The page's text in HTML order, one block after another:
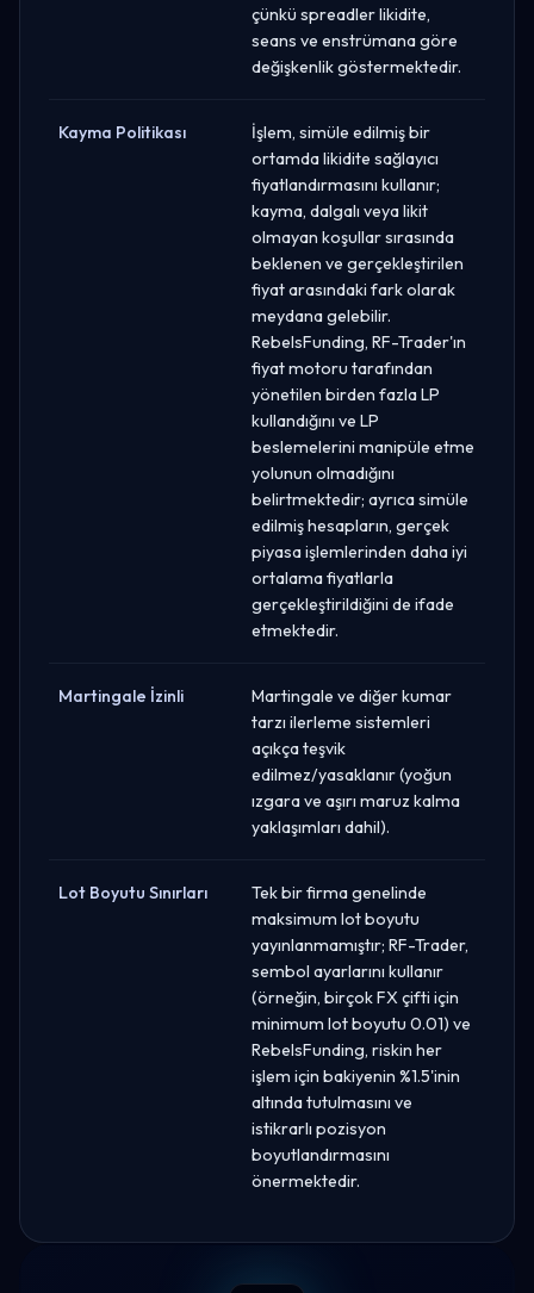
çünkü spreadler likidite,
seans ve enstrümana göre
değişkenlik göstermektedir.
Kayma Politikası
İşlem, simüle edilmiş bir
ortamda likidite sağlayıcı
fiyatlandırmasını kullanır;
kayma, dalgalı veya likit
olmayan koşullar sırasında
beklenen ve gerçekleştirilen
fiyat arasındaki fark olarak
meydana gelebilir.
RebelsFunding, RF-Trader'ın
fiyat motoru tarafından
yönetilen birden fazla LP
kullandığını ve LP
beslemelerini manipüle etme
yolunun olmadığını
belirtmektedir; ayrıca simüle
edilmiş hesapların, gerçek
piyasa işlemlerinden daha iyi
ortalama fiyatlarla
gerçekleştirildiğini de ifade
etmektedir.
Martingale İzinli
Martingale ve diğer kumar
tarzı ilerleme sistemleri
açıkça teşvik
edilmez/yasaklanır (yoğun
ızgara ve aşırı maruz kalma
yaklaşımları dahil).
Lot Boyutu Sınırları
Tek bir firma genelinde
maksimum lot boyutu
yayınlanmamıştır; RF-Trader,
sembol ayarlarını kullanır
(örneğin, birçok FX çifti için
minimum lot boyutu 0.01) ve
RebelsFunding, riskin her
işlem için bakiyenin %1.5'inin
altında tutulmasını ve
istikrarlı pozisyon
boyutlandırmasını
önermektedir.